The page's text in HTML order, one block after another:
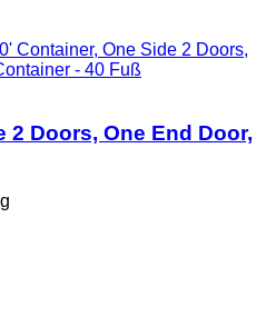
Container, One Side 2 Doors,
- 40 Fuß
2 Doors, One End Door,